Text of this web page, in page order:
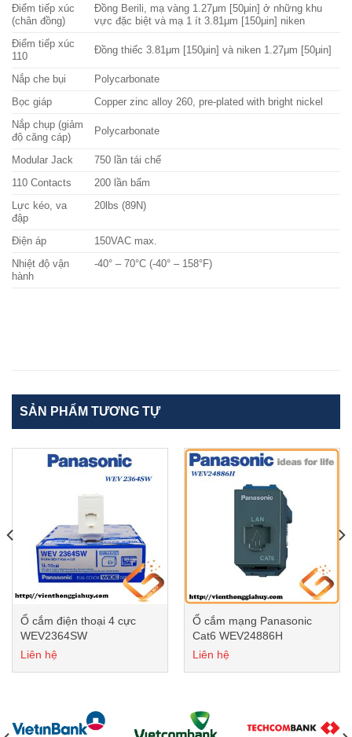
Điểm tiếp xúc
(chân đồng)
Đồng Berili, mạ vàng 1.27μm [50μin] ở những khu
vực đặc biệt và mạ 1 ít 3.81μm [150μin] niken
Điểm tiếp xúc
110
Đồng thiếc 3.81μm [150μin] và niken 1.27μm [50μin]
Nắp che bụi Polycarbonate
Bọc giáp Copper zinc alloy 260, pre-plated with bright nickel
Nắp chụp (giảm
độ căng cáp)
Polycarbonate
Modular Jack 750 lần tái chế
110 Contacts 200 lần bấm
Lực kéo, va
đập
20lbs (89N)
Điện áp 150VAC max.
Nhiệt độ vận
hành
-40° – 70°C (-40° – 158°F)
SẢN PHẨM TƯƠNG TỰ
Ổ cắm điện thoại 4 cực
WEV2364SW
Liên hệ
Ổ cắm mạng Panasonic
Cat6 WEV24886H
Liên hệ